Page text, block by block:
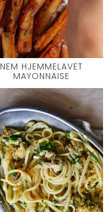
NEM HJEMMELAVET
MAYONNAISE